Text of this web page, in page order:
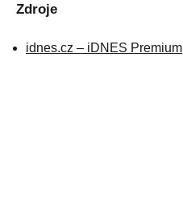
Zdroje
idnes.cz – iDNES Premium